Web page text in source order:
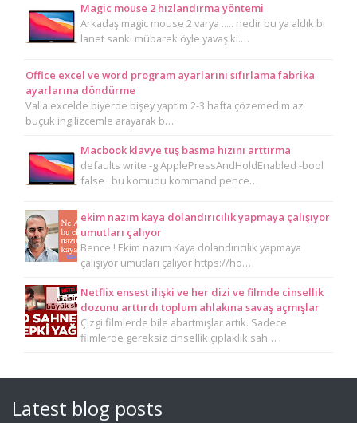
Magic mouse 2 hızlandırma yöntemi
Arkadaş magic mouse 2 varya ..... nedir bu ya aldık bi
lanet sanki mübarek öyle yavaş ki.…
Office excel ve word program ayarlarını sıfırlama fabrika
ayarlarına döndürme
Valla excelde biyerde bişey yaptım 2-3 hafta çözemedim az
buçuk ingilizcemle arayarak b…
Macbook klavye tuş basma hızını arttırma
defaults write -g ApplePressAndHoldEnabled -bool
false bu komudu kommand pence…
ekim nazım kaya dolandırıcılık yapmaya çalışıyor
umutları çalıyor
Bence ! Ekim nazım Kaya dolandırıcılık yapmaya
çalışıyor umutları çalıyor https://ho…
Netflix ensest ilişki ve her dizi ve filmde cinsellik
dozunu arttırdı toplum ahlakına savaş açmışlar
Çizgi filmlerde bile abartmışlar artık. Sadece
filmlerde gereksiz cinsellik çıplaklık sah…
Latest blog posts